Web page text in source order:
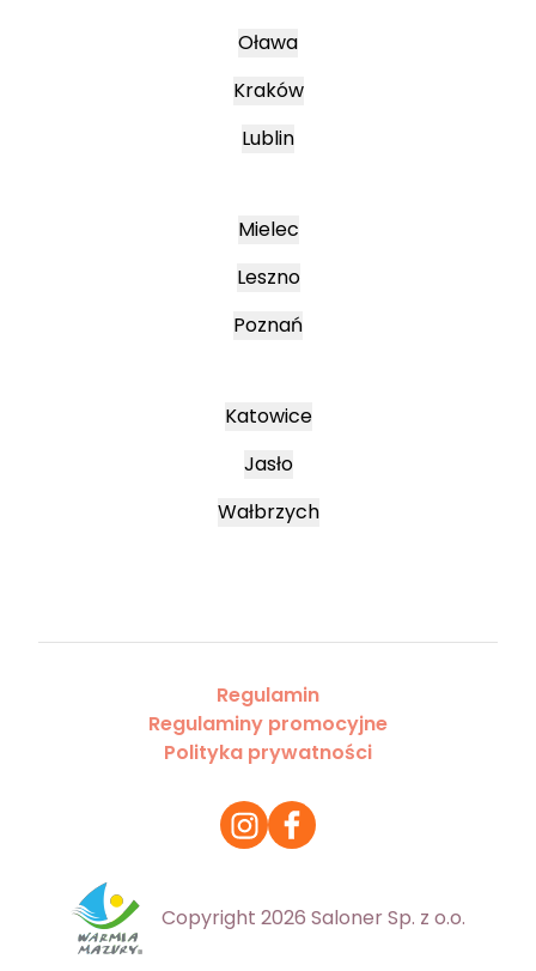
Oława
Kraków
Lublin
Mielec
Leszno
Poznań
Katowice
Jasło
Wałbrzych
Regulamin
Regulaminy promocyjne
Polityka prywatności
Copyright 2026 Saloner Sp. z o.o.